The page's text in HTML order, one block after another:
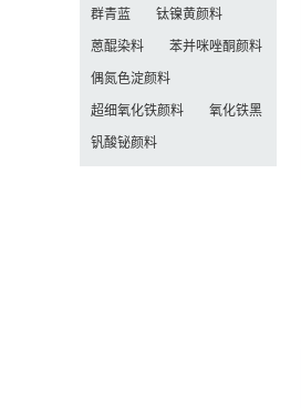
群青蓝 钛镍黄颜料
蒽醌染料 苯并咪唑酮颜料
偶氮色淀颜料
超细氧化铁颜料 氧化铁黑
钒酸铋颜料